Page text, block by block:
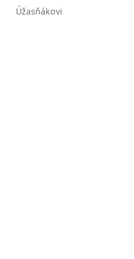
Úžasňákovi